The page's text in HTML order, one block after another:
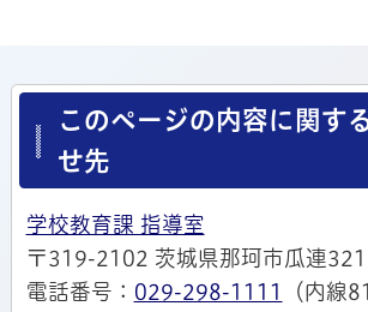
このページの内容に関す
せ先
学校教育課 指導室
〒319-2102 茨城県那珂市瓜連
電話番号： 029-298-1111
（内線